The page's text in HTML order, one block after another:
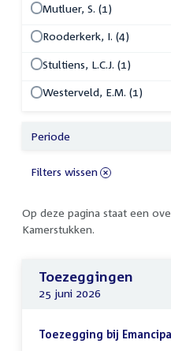
Op deze pagina staat een
Kamerstukken.
Toezeggingen
25 juni 2026
Toezegging bij
Mutluer, S. (1)
Rooderkerk, I. (4)
Stultiens, L.C.J. (1)
Westerveld, E.M. (1)
Periode
Filters wissen